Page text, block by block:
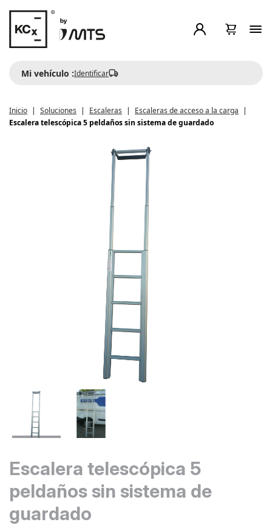
Mi vehículo :Identificar
Inicio Soluciones Escaleras
Escaleras de acceso a la carga
Escalera telescópica 5 peldaños sin sistema de guardado
Escalera telescópica 5
peldaños sin sistema de
guardado